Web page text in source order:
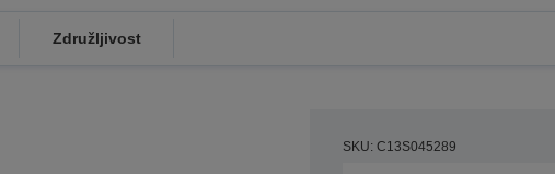
Združljivost
SKU: C13S045289